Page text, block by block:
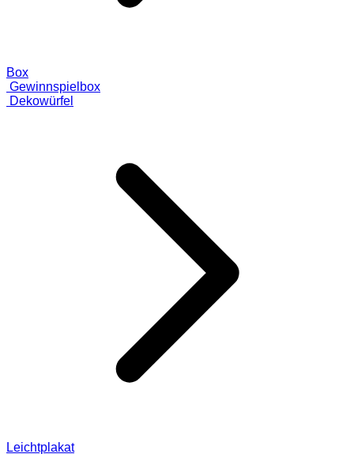
Box
Gewinnspielbox
Dekowürfel
Leichtplakat